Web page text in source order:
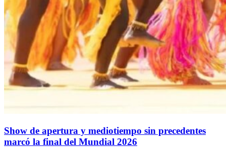
Show de apertura y mediotiempo sin precedentes
marcó la final del Mundial 2026